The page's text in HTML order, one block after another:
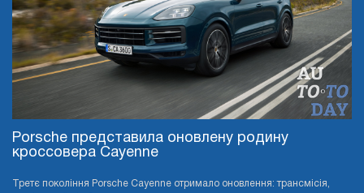
Porsche представила оновлену родину
кроссовера Cayenne
Третє покоління Porsche Cayenne отримало оновлення: трансмісія,